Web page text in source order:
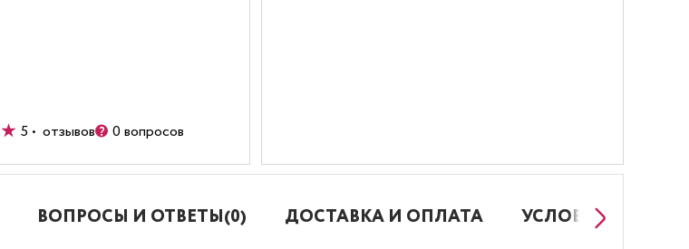
5 • отзывов 0 вопросов
ВОПРОСЫ И ОТВЕТЫ(0) ДОСТАВКА И ОПЛАТА УСЛОВИЯ РАБОТЫ